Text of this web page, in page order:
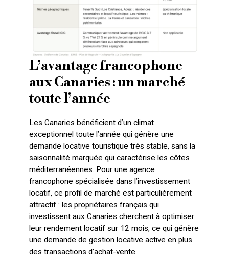
L’avantage francophone
aux Canaries : un marché
toute l’année
Les Canaries bénéficient d’un climat
exceptionnel toute l’année qui génère une
demande locative touristique très stable, sans la
saisonnalité marquée qui caractérise les côtes
méditerranéennes. Pour une agence
francophone spécialisée dans l’investissement
locatif, ce profil de marché est particulièrement
attractif : les propriétaires français qui
investissent aux Canaries cherchent à optimiser
leur rendement locatif sur 12 mois, ce qui génère
une demande de gestion locative active en plus
des transactions d’achat-vente.